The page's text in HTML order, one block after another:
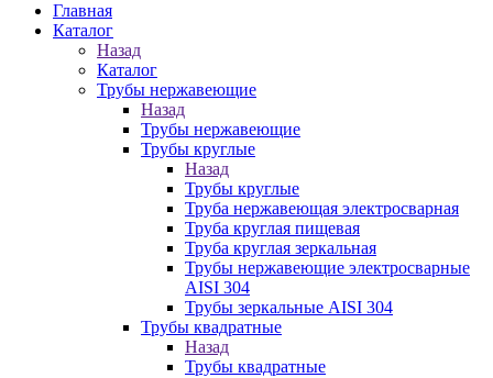
Главная
Каталог
Назад
Каталог
Трубы нержавеющие
Назад
Трубы нержавеющие
Трубы круглые
Назад
Трубы круглые
Труба нержавеющая электросварная
Труба круглая пищевая
Труба круглая зеркальная
Трубы нержавеющие электросварные
AISI 304
Трубы зеркальные AISI 304
Трубы квадратные
Назад
Трубы квадратные